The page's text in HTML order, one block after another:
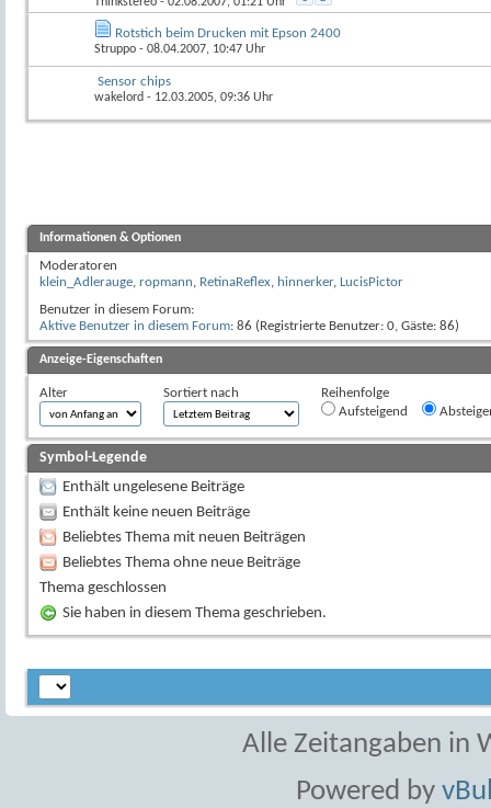
Rotstich beim Drucken mit Epson 2400
Struppo - 08.04.2007, 10:47 Uhr
Sensor chips
wakelord - 12.03.2005, 09:36 Uhr
Informationen & Optionen
Moderatoren
klein_Adlerauge, ropmann, RetinaReflex, hinnerker, LucisPictor
Benutzer in diesem Forum:
Aktive Benutzer in diesem Forum: 86 (Registrierte Benutzer: 0, Gäste: 86)
Anzeige-Eigenschaften
Alter Sortiert nach
Reihenfolge
Aufsteigend
Symbol-Legende
Enthält ungelesene Beiträge
Enthält keine neuen Beiträge
Beliebtes Thema mit neuen Beiträgen
Beliebtes Thema ohne neue Beiträge
Thema geschlossen
Sie haben in diesem Thema geschrieben.
Alle Zeitangaben in
Powered by